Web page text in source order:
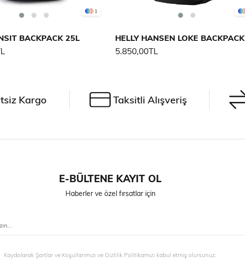
1
BACKPACK 25L HELLY HANSEN LOKE BACKPACK
5.850,00TL
Kargo Taksitli Alışveriş
E-BÜLTENE KAYIT OL
Haberler ve özel fırsatlar için
Kaydolarak Şartlar ve Koşullarımızı ve Gizlilik Politikamızı kabul etmiş olursunuz.